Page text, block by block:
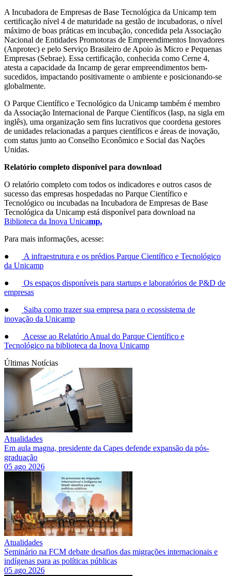
A Incubadora de Empresas de Base Tecnológica da Unicamp tem
certificação nível 4 de maturidade na gestão de incubadoras, o nível
máximo de boas práticas em incubação, concedida pela Associação
Nacional de Entidades Promotoras de Empreendimentos Inovadores
(Anprotec) e pelo Serviço Brasileiro de Apoio às Micro e Pequenas
Empresas (Sebrae). Essa certificação, conhecida como Cerne 4,
atesta a capacidade da Incamp de gerar empreendimentos bem-
sucedidos, impactando positivamente o ambiente e posicionando-se
globalmente.
O Parque Científico e Tecnológico da Unicamp também é membro
da Associação Internacional de Parque Científicos (Iasp, na sigla em
inglês), uma organização sem fins lucrativos que coordena gestores
de unidades relacionadas a parques científicos e áreas de inovação,
com status junto ao Conselho Econômico e Social das Nações
Unidas.
Relatório completo disponível para download
O relatório completo com todos os indicadores e outros casos de
sucesso das empresas hospedadas no Parque Científico e
Tecnológico ou incubadas na Incubadora de Empresas de Base
Tecnológica da Unicamp está disponível para download na
Biblioteca da Inova Unicamp.
Para mais informações, acesse:
●
A infraestrutura e os prédios Parque Científico e Tecnológico
da Unicamp
●
Os espaços disponíveis para startups e laboratórios de P&D de
empresas
●
Saiba como trazer sua empresa para o ecossistema de
inovação da Unicamp
●
Acesse ao Relatório Anual do Parque Científico e
Tecnológico na biblioteca da Inova Unicamp
Últimas Notícias
Atualidades
Em aula magna, presidente da Capes defende expansão da pós-
graduação
05 ago 2026
Atualidades
Seminário na FCM debate desafios das migrações internacionais e
indígenas para as políticas públicas
05 ago 2026